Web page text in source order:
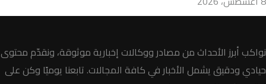
نواكب أبرز الأحداث من مصادر ووكالات إخبارية موثوقة، ونقدّم محتوى
حيادي ودقيق يشمل الأخبار في كافة المجالات. تابعنا يوميًا وكن على